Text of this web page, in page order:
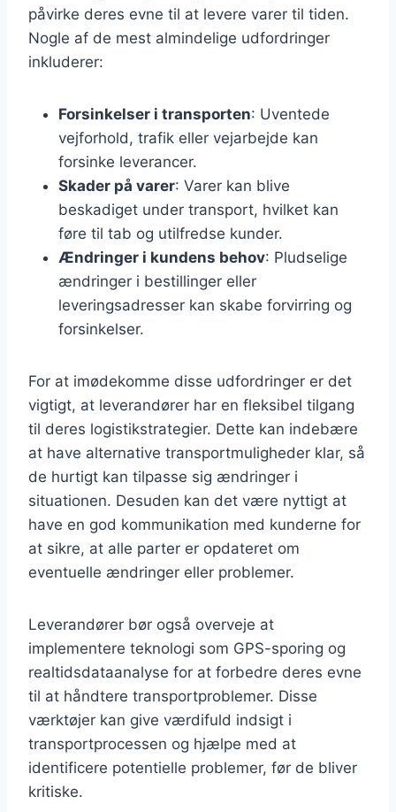
påvirke deres evne til at levere varer til tiden.
Nogle af de mest almindelige udfordringer
inkluderer:
Forsinkelser i transporten: Uventede
vejforhold, trafik eller vejarbejde kan
forsinke leverancer.
Skader på varer: Varer kan blive
beskadiget under transport, hvilket kan
føre til tab og utilfredse kunder.
Ændringer i kundens behov: Pludselige
ændringer i bestillinger eller
leveringsadresser kan skabe forvirring og
forsinkelser.
For at imødekomme disse udfordringer er det
vigtigt, at leverandører har en fleksibel tilgang
til deres logistikstrategier. Dette kan indebære
at have alternative transportmuligheder klar, så
de hurtigt kan tilpasse sig ændringer i
situationen. Desuden kan det være nyttigt at
have en god kommunikation med kunderne for
at sikre, at alle parter er opdateret om
eventuelle ændringer eller problemer.
Leverandører bør også overveje at
implementere teknologi som GPS-sporing og
realtidsdataanalyse for at forbedre deres evne
til at håndtere transportproblemer. Disse
værktøjer kan give værdifuld indsigt i
transportprocessen og hjælpe med at
identificere potentielle problemer, før de bliver
kritiske.